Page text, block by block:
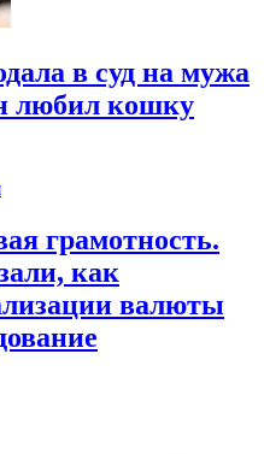
в суд на мужа
любил кошку
грамотность.
как
валюты